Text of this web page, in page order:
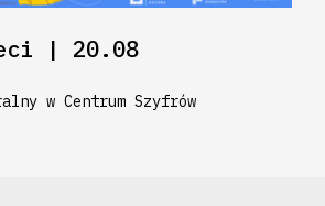
| 20.08
w Centrum Szyfrów